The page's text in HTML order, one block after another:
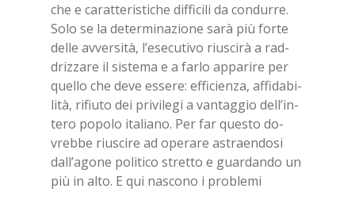
che e ca­rat­te­ri­sti­che dif­fi­ci­li da con­dur­re.
Solo se la de­ter­mi­na­zio­ne sarà più for­te
del­le av­ver­si­tà, l’e­se­cu­ti­vo riu­sci­rà a rad­
driz­za­re il si­ste­ma e a far­lo ap­pa­ri­re per
quel­lo che deve es­se­re: ef­fi­cien­za, af­fi­da­bi­
li­tà, ri­fiu­to dei pri­vi­le­gi a van­tag­gio del­l’in­
te­ro po­po­lo ita­lia­no. Per far que­sto do­
vreb­be riu­sci­re ad ope­ra­re astraen­do­si
dal­l’a­go­ne po­li­ti­co stret­to e guar­dan­do un
più in alto. E qui na­sco­no i pro­ble­mi